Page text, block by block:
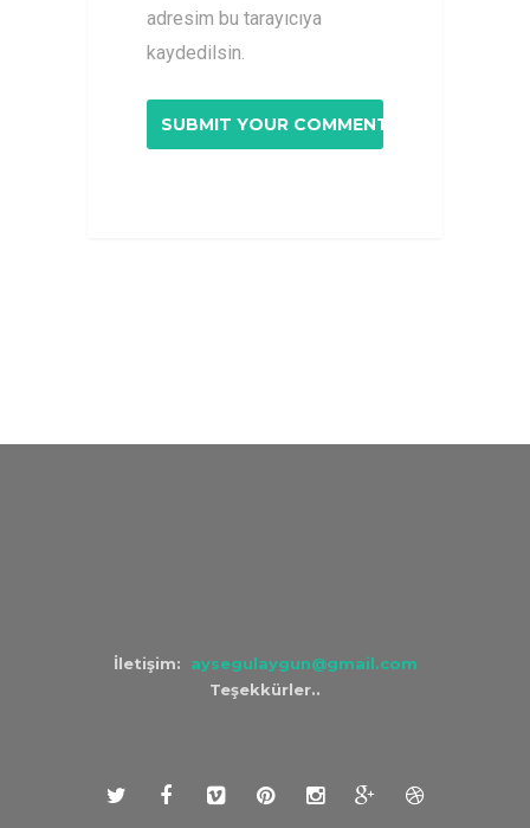
adresim bu tarayıcıya
kaydedilsin.
İletişim: aysegulaygun@gmail.com
Teşekkürler..